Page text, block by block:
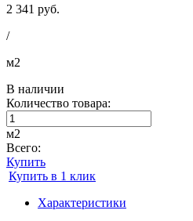
2 341 руб.
/
м2
В наличии
Количество товара:
м2
Всего:
Купить
Купить в 1 клик
Характеристики